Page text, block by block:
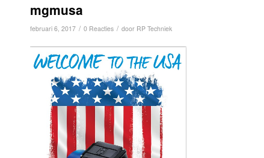
mgmusa
februari 6, 2017 / 0 Reacties / door RP Techniek